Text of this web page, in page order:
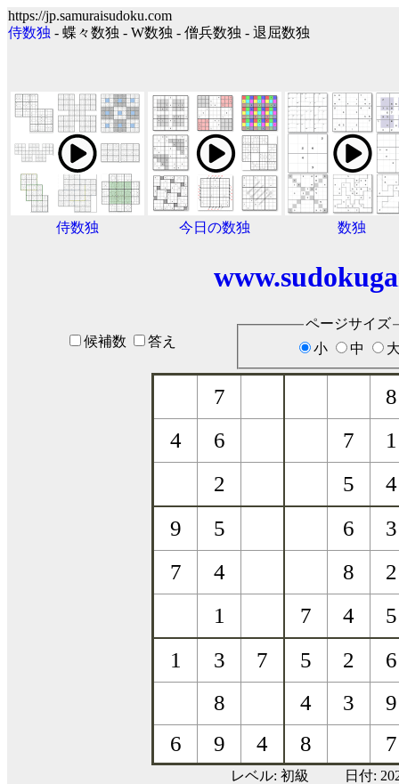
https://jp.samuraisudoku.com
侍数独 - 蝶々数独 - W数独 - 僧兵数独 - 退屈数独
侍数独 今日の数独 数独
候補数 答え
ページサイズ
小
中
レベル: 初級 日付: